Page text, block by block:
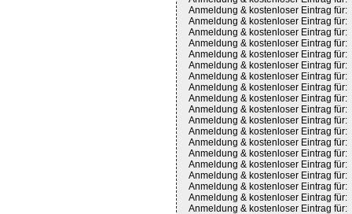
Anmeldung & kostenloser Eintrag für:
Anmeldung & kostenloser Eintrag für:
Anmeldung & kostenloser Eintrag für:
Anmeldung & kostenloser Eintrag für:
Anmeldung & kostenloser Eintrag für:
Anmeldung & kostenloser Eintrag für:
Anmeldung & kostenloser Eintrag für:
Anmeldung & kostenloser Eintrag für:
Anmeldung & kostenloser Eintrag für:
Anmeldung & kostenloser Eintrag für:
Anmeldung & kostenloser Eintrag für:
Anmeldung & kostenloser Eintrag für:
Anmeldung & kostenloser Eintrag für:
Anmeldung & kostenloser Eintrag für:
Anmeldung & kostenloser Eintrag für:
Anmeldung & kostenloser Eintrag für:
Anmeldung & kostenloser Eintrag für:
Anmeldung & kostenloser Eintrag für:
Anmeldung & kostenloser Eintrag für: